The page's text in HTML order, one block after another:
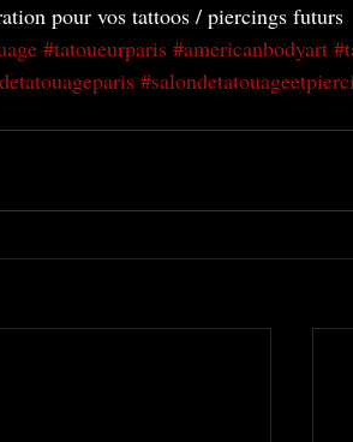
pour vos tattoos / piercings futurs
#tatoueurparis #americanbodyart